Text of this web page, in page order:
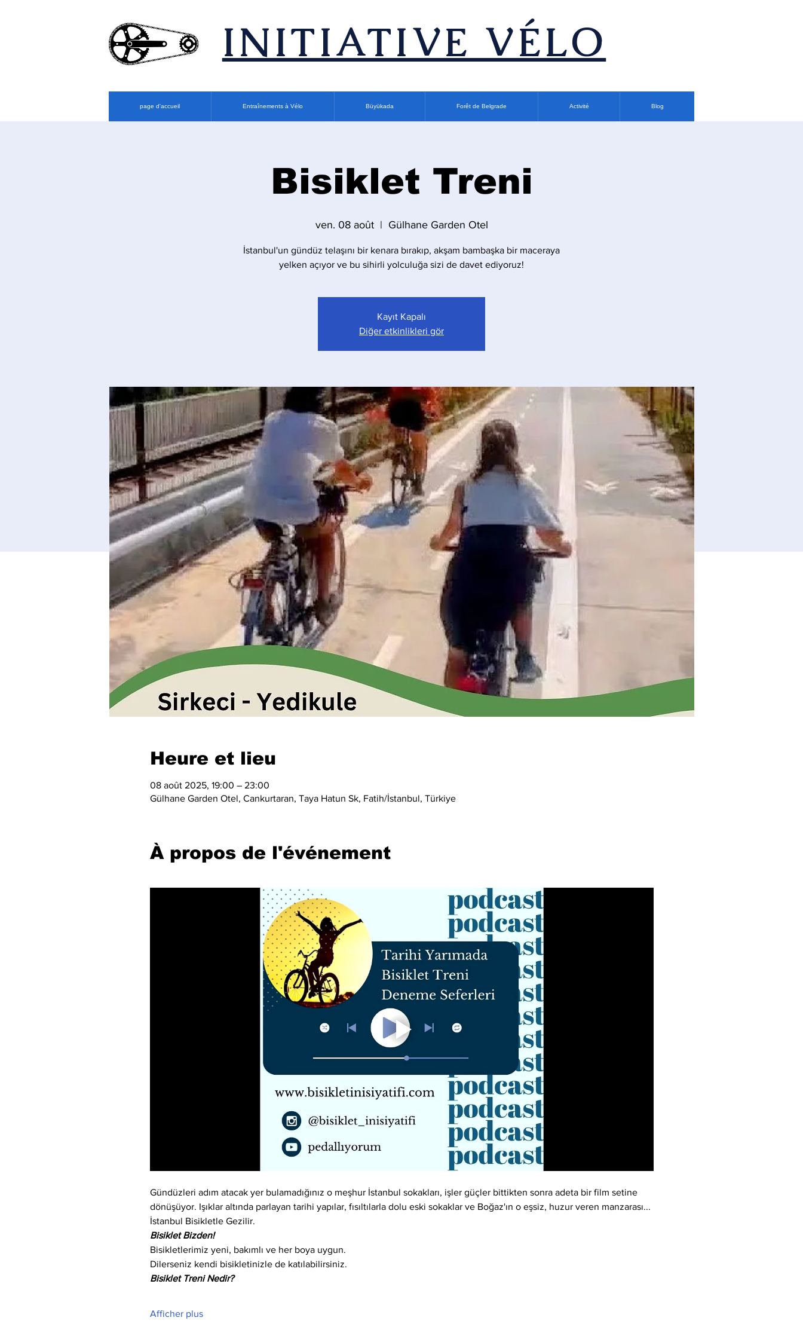
​INITIATIVE VÉLO
page d'accueil Entraînements à Vélo Büyükada Forêt de Belgrade Activité Blog
Bisiklet Treni
ven. 08 août
  |
Gülhane Garden Otel
İstanbul'un gündüz telaşını bir kenara bırakıp, akşam bambaşka bir maceraya
yelken açıyor ve bu sihirli yolculuğa sizi de davet ediyoruz!
Kayıt Kapalı
Diğer etkinlikleri gör
Heure et lieu
08 août 2025, 19:00 – 23:00
Gülhane Garden Otel, Cankurtaran, Taya Hatun Sk, Fatih/İstanbul, Türkiye
À propos de l'événement
Gündüzleri adım atacak yer bulamadığınız o meşhur İstanbul sokakları, işler güçler bittikten sonra adeta bir film setine
dönüşüyor. Işıklar altında parlayan tarihi yapılar, fısıltılarla dolu eski sokaklar ve Boğaz'ın o eşsiz, huzur veren manzarası...
İstanbul Bisikletle Gezilir.
Bisiklet Bizden!
Bisikletlerimiz yeni, bakımlı ve her boya uygun.
Dilerseniz kendi bisikletinizle de katılabilirsiniz.
Bisiklet Treni Nedir?
Afficher plus